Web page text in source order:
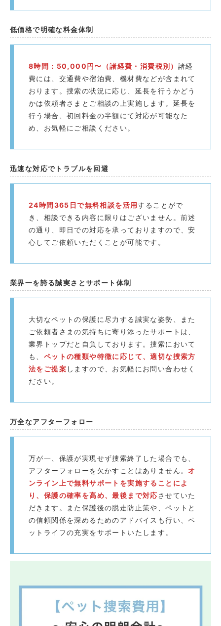
低価格で明確な料金体制
8時間：50,000円〜（諸経費・消費税別） 諸経
費には、交通費や宿泊費、機材費などが含まれて
おります。捜索の状況に応じ、延長を行うかどう
かは依頼者さまとご相談の上実施します。延長を
行う場合、初回料金の半額にて対応が可能なた
め、お気軽にご相談ください。
迅速な対応でトラブルを回避️
24時間365日で無料相談を活用することがで
き、相談できる内容に限りはございません。前述
の通り、即日での対応を承っておりますので、安
心してご依頼いただくことが可能です。
業界一を誇る誠実さとサポート体制
大切なペットの保護に尽力する誠実な姿勢、また
ご依頼者さまの気持ちに寄り添ったサポートは、
業界トップだと自負しております。捜索において
も、 ペットの種類や特徴に応じて、適切な捜索方
法をご提案 しますので、お気軽にお問い合わせく
ださい。
万全なアフターフォロー
万が一、保護が実現せず捜索終了した場合でも、
アフターフォローを欠かすことはありません。オ
ンライン上で無料サポートを実施することによ
り、保護の確率を高め、最後まで対応させていた
だきます。また保護後の脱走防止策や、ペットと
の信頼関係を深めるためのアドバイスも行い、ペ
ットライフの充実をサポートいたします。